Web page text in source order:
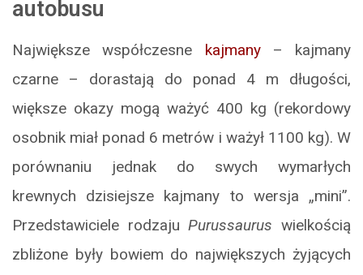
autobusu
Największe współczesne kajmany– kajmany
czarne – dorastają do ponad 4 m długości,
większe okazy mogą ważyć 400 kg (rekordowy
osobnik miał ponad 6 metrów i ważył 1100 kg). W
porównaniu jednak do swych wymarłych
krewnych dzisiejsze kajmany to wersja „mini”.
Przedstawiciele rodzajuPurussaurus wielkością
zbliżone były bowiem do największych żyjących